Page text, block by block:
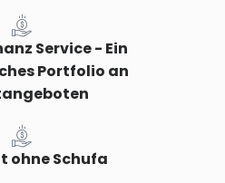
Service - Ein
Portfolio an
ohne Schufa